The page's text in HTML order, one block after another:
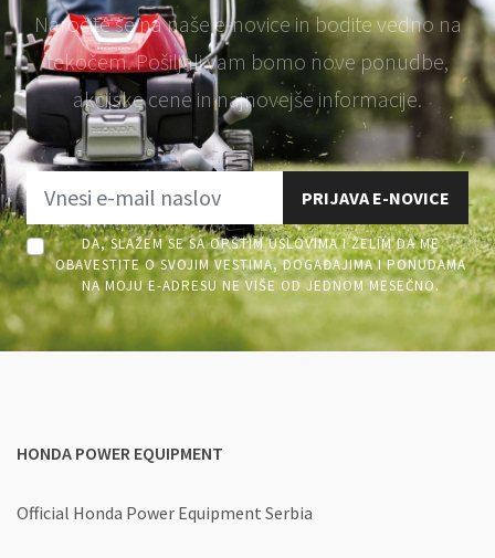
Naročite se na naše e-novice in bodite vedno na
tekočem. Pošiljali vam bomo nove ponudbe,
akcijske cene in najnovejše informacije.
PRIJAVA E-NOVICE
DA, SLAŽEM SE SA OPŠTIM USLOVIMA I ŽELIM DA ME
OBAVESTITE O SVOJIM VESTIMA, DOGAĐAJIMA I PONUDAMA
NA MOJU E-ADRESU NE VIŠE OD JEDNOM MESEČNO.
HONDA POWER EQUIPMENT
Official Honda Power Equipment Serbia